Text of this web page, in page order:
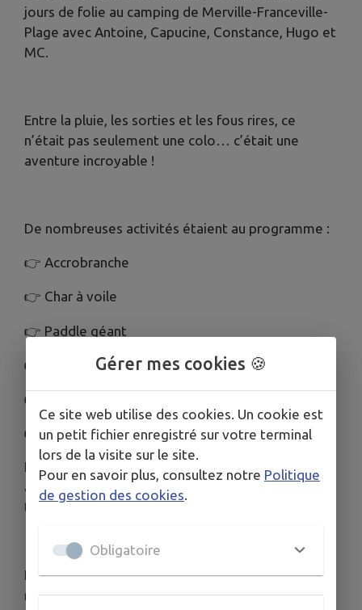
jours de folie au camping de Merville-Franceville-
Plage avec Antoine, Capucine, Constance, Hugo et
MC.
Entre la pluie, les sorties et les fous rires, ce
n’était pas seulement une colo… c’était une
aventure incroyable !
De nombreuses activités étaient au programme :
👉 Accrobranche
👉 Char à voile
👉 Paddle géant
👉 Kayak
👉 Catamaran
👉 Équitation
Et pour finir la semaine en beauté, enfants et
animateurs ont bravé les vagues sur la bouée
tractée.
Le séjour a enchaîné veillées, jeux, sorties, fou-
rires, petites galères et gros moments de
Gérer mes cookies 🍪
Ce site web utilise des cookies. Un cookie est
un petit fichier enregistré sur votre terminal
lors de la visite sur le site.
Pour en savoir plus, consultez notre Politique
de gestion des cookies
Obligatoire